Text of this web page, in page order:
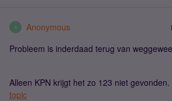
A Anonymous
Probleem is inderdaad terug van
Alleen KPN krijgt het zo 123 niet gevonden.
topic